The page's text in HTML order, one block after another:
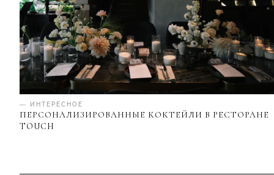
— ИНТЕРЕСНОЕ
ПЕРСОНАЛИЗИРОВАННЫЕ КОКТЕЙЛИ В РЕСТОРАНЕ
TOUCH